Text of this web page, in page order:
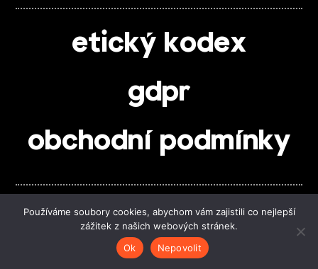
etický kodex
gdpr
obchodní podmínky
sledujte nás
Používáme soubory cookies, abychom vám zajistili co nejlepší
zážitek z našich webových stránek.
Ok
Nepovolit